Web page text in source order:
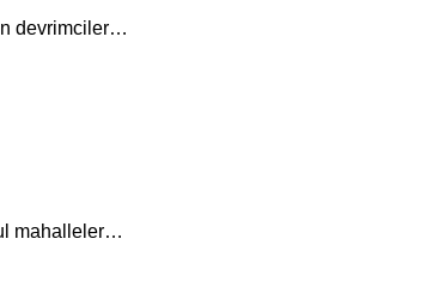
devrimciler…
mahalleler…